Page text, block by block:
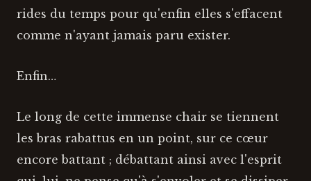
rides du temps pour qu'enfin elles s'effacent
comme n'ayant jamais paru exister.
Enfin…
Le long de cette immense chair se tiennent
les bras rabattus en un point, sur ce cœur
encore battant ; débattant ainsi avec l'esprit